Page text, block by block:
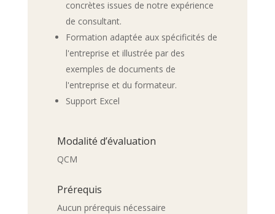
concrètes issues de notre expérience
de consultant.
Formation adaptée aux spécificités de
l'entreprise et illustrée par des
exemples de documents de
l'entreprise et du formateur.
Support Excel
Modalité d’évaluation
QCM
Prérequis
Aucun prérequis nécessaire